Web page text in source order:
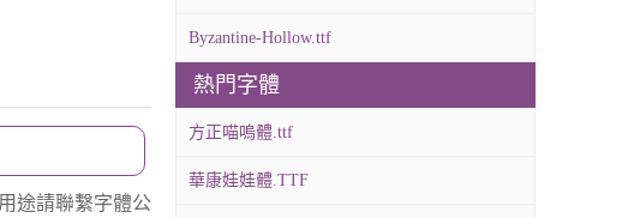
途請聯繫字體公
Byzantine-Hollow.ttf
熱門字體
方正喵嗚體.ttf
華康娃娃體.TTF